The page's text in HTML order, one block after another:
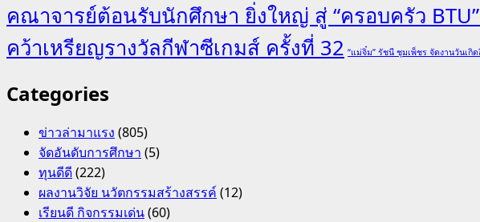
คณาจารย์ต้อนรับนักศึกษา ยิ่งใหญ่ สู่ “ครอบครัว
คว้าเหรียญรางวัลกีฬาซีเกมส์ ครั้งที่ 32 “แม่จิ๋ม” รัชนี ชุมเพ็ชร จัดงานวันเ
Categories
ข่าวล่ามาแรง (805)
จัดอันดับการศึกษา (5)
ทุนดีดี(222)
ผลงานวิจัย นวัตกรรมสร้างสรรค์(12)
เรียนดี กิจกรรมเด่น(60)